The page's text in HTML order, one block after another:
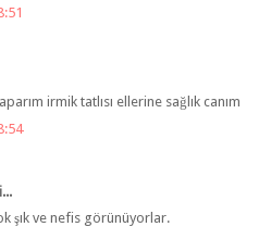
irmik tatlısı ellerine sağlık canım
şık ve nefis görünüyorlar.